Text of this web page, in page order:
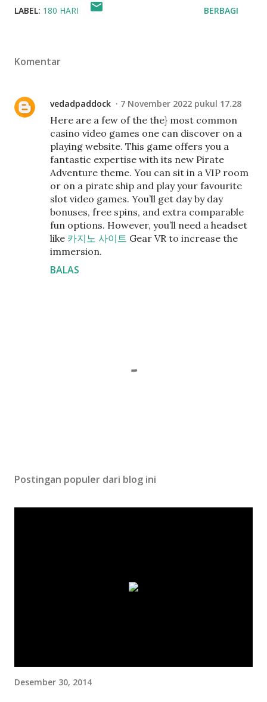
LABEL: 180 HARI BERBAGI
Komentar
vedadpaddock 7 November 2022 pukul 17.28
Here are a few of the the} most common
casino video games one can discover on a
playing website. This game offers you a
fantastic expertise with its new Pirate
Adventure theme. You can sit in a VIP room
or on a pirate ship and play your favourite
slot video games. You’ll get day by day
bonuses, free spins, and extra comparable
fun options. However, you’ll need a headset
like 카지노 사이트 Gear VR to increase the
immersion.
BALAS
s
Postingan populer dari blog ini
Desember 30, 2014